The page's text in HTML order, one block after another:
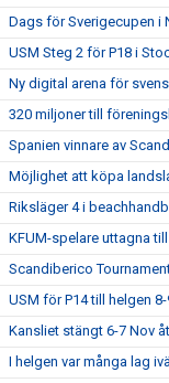
Dags för Sverigecupen i
USM Steg 2 för P18 i
Ny digital arena för
320 miljoner till
Spanien vinnare av
Möjlighet att köpa
Riksläger 4 i
KFUM-spelare uttagna
Scandiberico
USM för P14 till helgen
Kansliet stängt 6-7 Nov
I helgen var många lag